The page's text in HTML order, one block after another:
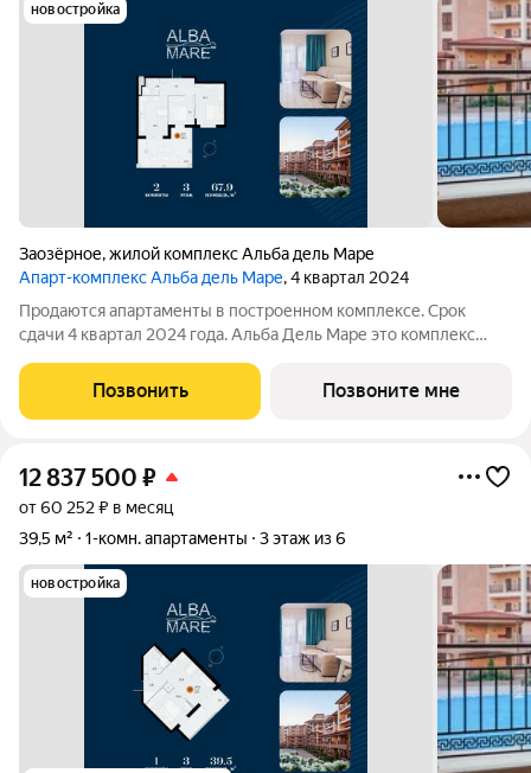
новостройка
Заозёрное,жилой комплекс Альба дель Маре
Апарт-комплекс Альба дель Маре, 4 квартал 2024
Продаются апартаменты в построенном комплексе. Срок
сдачи 4 квартал 2024 года. Альба Дель Маре это комплекс
Уютные здания переменной этажности строятся в 5 минутах
ходьбы (385 метров) от одного
Позвонить Позвоните мне
12 837 500 ₽
от 60 252 ₽ в месяц
39,5 м²
1-комн. апартаменты 3 этаж из 6
новостройка